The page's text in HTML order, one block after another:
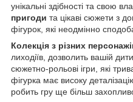
унікальні здібності та свою
пригоди та цікаві сюжети з
фігурок, які неодмінно
Колекція з різних
лиходіїв, дозволить вашій
сюжетно-рольові ігри, які
фігурка має високу
робить гру ще більш